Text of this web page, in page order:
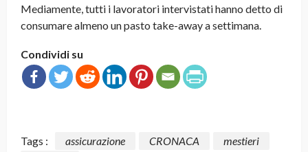
Mediamente, tutti i lavoratori intervistati hanno detto di
consumare almeno un pasto take-away a settimana.
Condividi su
Tags : assicurazione CRONACA
mestieri